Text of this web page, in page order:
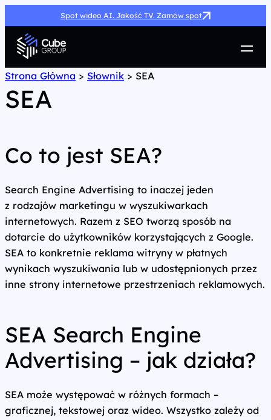
Spot wideo AI. Jakość TV. Zamów spot
Usługi
Jak możemy pomóc
Case Study
Kariera
Strona Główna > Słownik > SEA
SEA
Co to jest SEA?
Search Engine Advertising to inaczej jeden
z rodzajów marketingu w wyszukiwarkach
internetowych. Razem z SEO tworzą sposób na
dotarcie do użytkowników korzystających z Google.
SEA to konkretnie reklama witryny w płatnych
wynikach wyszukiwania lub w udostępnionych przez
inne strony internetowe przestrzeniach reklamowych.
SEA Search Engine
Advertising – jak działa?
SEA może występować w różnych formach –
graficznej, tekstowej oraz wideo. Wszystko zależy od